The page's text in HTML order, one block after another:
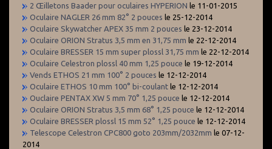
2 Œilletons Baader pour oculaires HYPERION le 11-01-2015
Oculaire NAGLER 26 mm 82° 2 pouces le 25-12-2014
Oculaire Skywatcher APEX 35 mm 2 pouces le 23-12-2014
Oculaire ORION Stratus 3,5 mm en 31,75 mm le 22-12-2014
Oculaire BRESSER 15 mm super plossl 31,75 mm le 22-12-2014
Oculaire Celestron plossl 40 mm 1,25 pouce le 19-12-2014
Vends ETHOS 21 mm 100° 2 pouces le 12-12-2014
Oculaire ETHOS 10 mm 100° bi-coulant le 12-12-2014
Ouclaire PENTAX XW 5 mm 70° 1,25 pouce le 12-12-2014
Oculaire ORION Stratus 3,5 mm 68° 1,25 pouce le 12-12-2014
Oculaire BRESSER plossl 15 mm 52° 1,25 pouce le 12-12-2014
Telescope Celestron CPC800 goto 203mm/2032mm le 07-12-
2014